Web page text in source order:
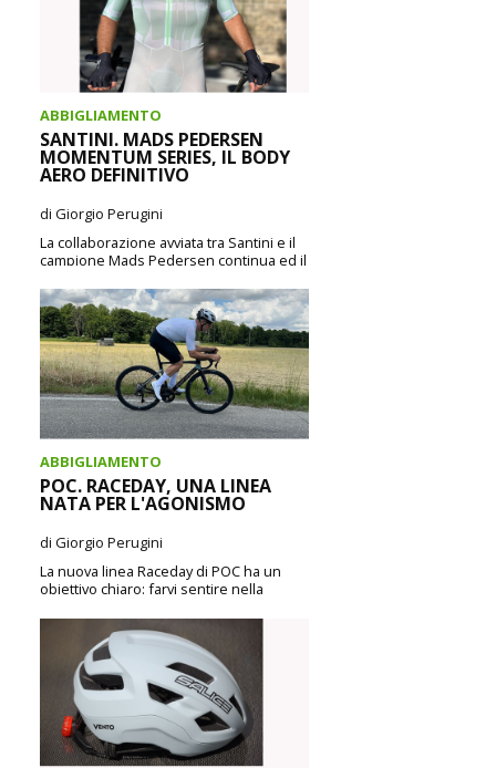
ABBIGLIAMENTO
SANTINI. MADS PEDERSEN
MOMENTUM SERIES, IL BODY
AERO DEFINITIVO
di Giorgio Perugini
La collaborazione avviata tra Santini e il
campione Mads Pedersen continua ed il
Momentum...
CONTINUA A LEGGERE
ABBIGLIAMENTO
POC. RACEDAY, UNA LINEA
NATA PER L'AGONISMO
di Giorgio Perugini
La nuova linea Raceday di POC ha un
obiettivo chiaro: farvi sentire nella
nei giorni...
CONTINUA A LEGGERE